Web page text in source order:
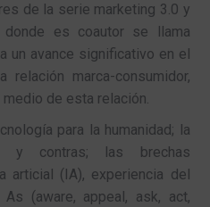
de la serie marketing 3.0 y
es coautor se llama
un avance significativo en el
relación marca-consumidor,
de esta relación.
para la humanidad; la
y contras; las brechas
articial (IA), experiencia del
(aware, appeal, ask, act,